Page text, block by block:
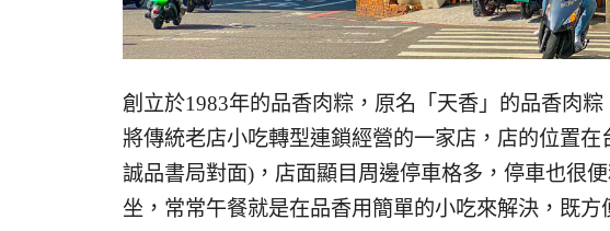
創立於1983年的品香肉粽，原名「天香」的品香肉
將傳統老店小吃轉型連鎖經營的一家店，店的位置
誠品書局對面)，店面顯目周邊停車格多，停車也很
坐，常常午餐就是在品香用簡單的小吃來解決，既